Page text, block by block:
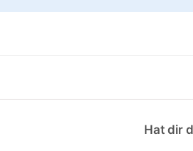
Hat dir